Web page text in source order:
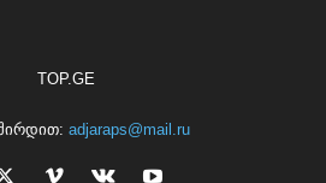
adjaraps@mail.ru